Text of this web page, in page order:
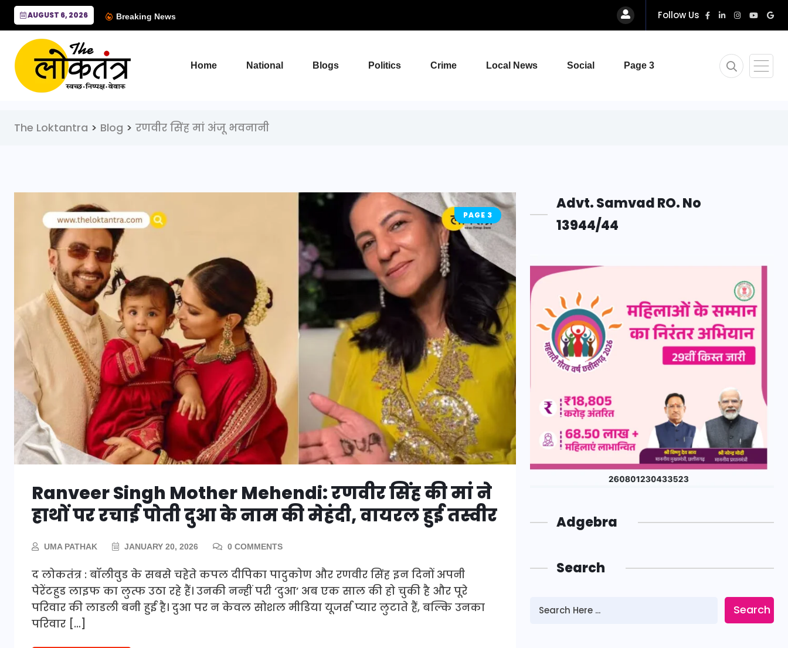
AUGUST 6, 2026 Breaking News Follow Us
Home National Blogs Politics Crime Local News Social Page 3
The Loktantra > Blog > रणवीर सिंह मां अंजू भवनानी
PAGE 3
Ranveer Singh Mother Mehendi: रणवीर सिंह की मां ने
हाथों पर रचाई पोती दुआ के नाम की मेहंदी, वायरल हुई तस्वीर
UMA PATHAK JANUARY 20, 2026 0 COMMENTS
द लोकतंत्र : बॉलीवुड के सबसे चहेते कपल दीपिका पादुकोण और रणवीर सिंह इन दिनों अपनी
पेरेंटहुड लाइफ का लुत्फ उठा रहे हैं। उनकी नन्हीं परी ‘दुआ’ अब एक साल की हो चुकी है और पूरे
परिवार की लाडली बनी हुई है। दुआ पर न केवल सोशल मीडिया यूजर्स प्यार लुटाते हैं, बल्कि उनका
परिवार […]
Advt. Samvad RO. No
13944/44
Adgebra
Search
Search